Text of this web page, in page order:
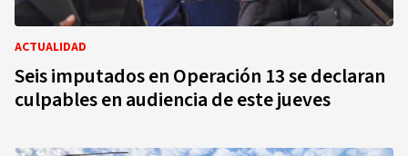
ACTUALIDAD
Seis imputados en Operación 13 se declaran
culpables en audiencia de este jueves